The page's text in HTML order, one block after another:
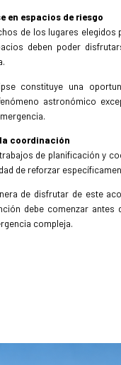
en espacios de riesgo
de los lugares
deben poder
constituye una
astronómico
coordinación
de planificación y
de reforzar
de disfrutar de este
debe comenzar
compleja.